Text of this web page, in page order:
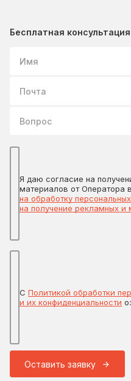
Бесплатная консультация
Я даю согласие на
материалов от Оператора
на обработку
на получение рекламных и
С Политикой обработки
и их конфиденциальности
Оставить заявку